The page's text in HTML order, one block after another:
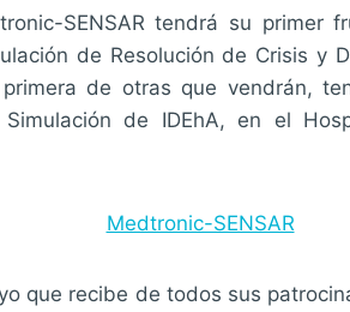
SENSAR tendrá su primer
de Resolución de Crisis y
de otras que vendrán,
de IDEhA, en el
que recibe de todos sus